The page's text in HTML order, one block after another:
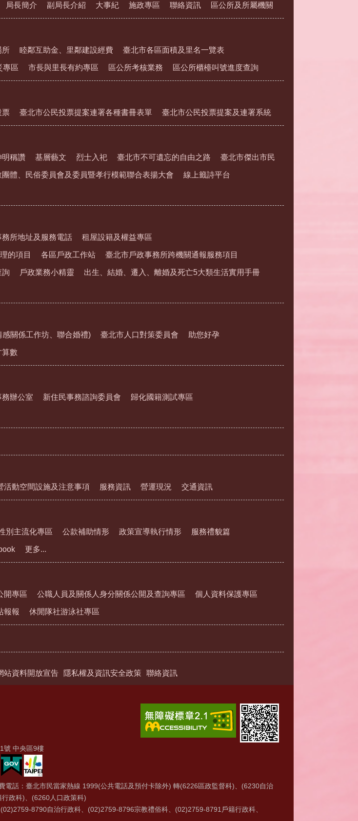
局長簡介 副局長介紹 大事紀 施政專區 聯絡資訊 區公所及所屬機關
所 睦鄰互助金、里鄰建設經費 臺北市各區面積及里名一覽表
專區 市長與里長有約專區 區公所考核業務 區公所櫃檯叫號進度查詢
票 臺北市公民投票提案連署各種書冊表單 臺北市公民投票提案及連署系統
明稱讚 基層藝文 烈士入祀 臺北市不可遺忘的自由之路 臺北市傑出市民
體、民俗委員會及委員暨孝行模範聯合表揚大會 線上籤詩平台
所地址及服務電話 租屋設籍及權益專區
的項目 各區戶政工作站 臺北市戶政事務所跨機關通報服務項目
詢 戶政業務小精靈 出生、結婚、遷入、離婚及死亡5大類生活實用手冊
關係工作坊、聯合婚禮) 臺北市人口對策委員會 助您好孕
算數
辦公室 新住民事務諮詢委員會 歸化國籍測試專區
活動空間設施及注意事項 服務資訊 營運現況 交通資訊
別主流化專區 公款補助情形 政策宣導執行情形 服務禮貌篇
更多...
開專區 公職人員及關係人身分關係公開及查詢專區 個人資料保護專區
報報 休閒隊社游泳社專區
站資料開放宣告 隱私權及資訊安全政策 聯絡資訊
號 中央區9樓
電話：臺北市民當家熱線 1999(公共電話及預付卡除外) 轉(6226區政監督科)、(6230自治
政科)、(6260人口政策科)
8790自治行政科、(02)2759-8796宗教禮俗科、(02)2759-8791戶籍行政科、